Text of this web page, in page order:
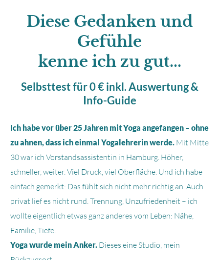
Diese Gedanken und
Gefühle
kenne ich zu gut...
Selbsttest für 0 € inkl. Auswertung &
Info-Guide
Ich habe vor über 25 Jahren mit Yoga angefangen – ohne
zu ahnen, dass ich einmal Yogalehrerin werde. Mit Mitte
30 war ich Vorstandsassistentin in Hamburg. Höher,
schneller, weiter. Viel Druck, viel Oberfläche. Und ich habe
einfach gemerkt: Das fühlt sich nicht mehr richtig an. Auch
privat lief es nicht rund. Trennung, Unzufriedenheit – ich
wollte eigentlich etwas ganz anderes vom Leben: Nähe,
Familie, Tiefe.
Yoga wurde mein Anker. Dieses eine Studio, mein